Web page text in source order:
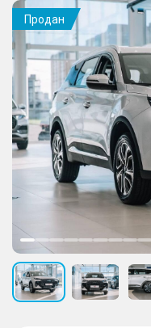
Продан